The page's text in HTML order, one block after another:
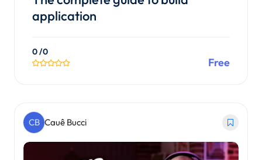
application
0/0
Free
CB Cauê Bucci